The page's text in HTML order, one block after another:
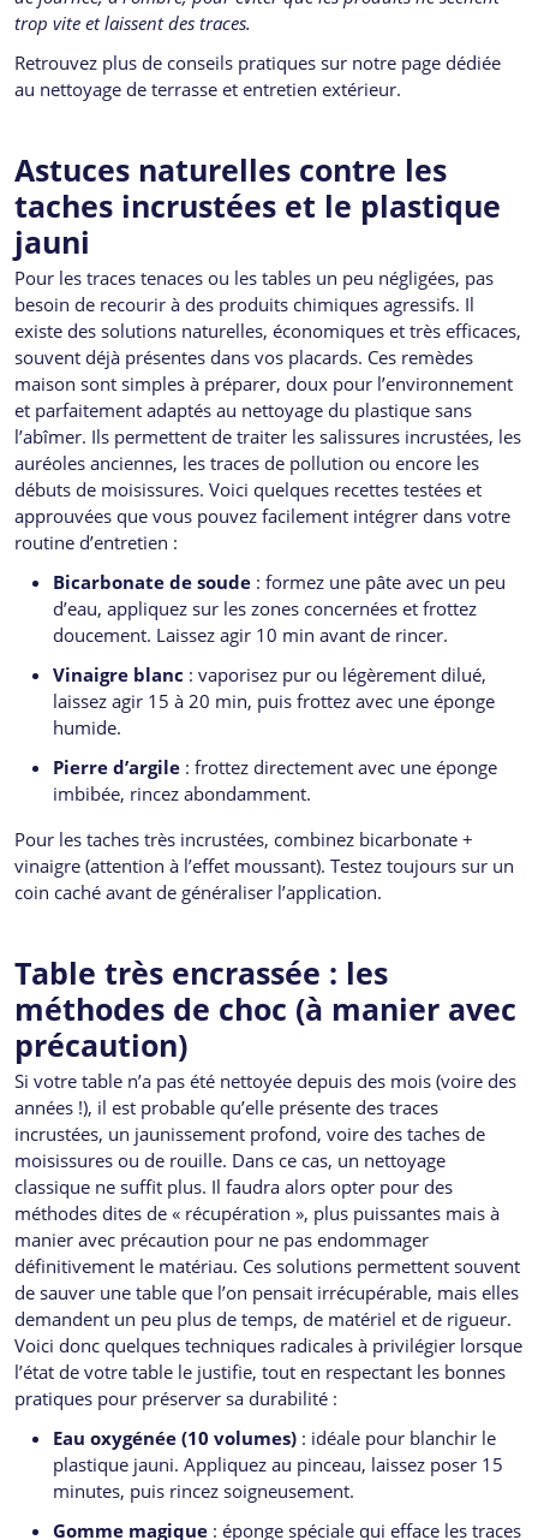
trop vite et laissent des traces.
Retrouvez plus de conseils pratiques sur notre page dédiée
au nettoyage de terrasse et entretien extérieur.
Astuces naturelles contre les
taches incrustées et le plastique
jauni
Pour les traces tenaces ou les tables un peu négligées, pas
besoin de recourir à des produits chimiques agressifs. Il
existe des solutions naturelles, économiques et très efficaces,
souvent déjà présentes dans vos placards. Ces remèdes
maison sont simples à préparer, doux pour l’environnement
et parfaitement adaptés au nettoyage du plastique sans
l’abîmer. Ils permettent de traiter les salissures incrustées, les
auréoles anciennes, les traces de pollution ou encore les
débuts de moisissures. Voici quelques recettes testées et
approuvées que vous pouvez facilement intégrer dans votre
routine d’entretien :
Bicarbonate de soude : formez une pâte avec un peu
d’eau, appliquez sur les zones concernées et frottez
doucement. Laissez agir 10 min avant de rincer.
Vinaigre blanc : vaporisez pur ou légèrement dilué,
laissez agir 15 à 20 min, puis frottez avec une éponge
humide.
Pierre d’argile : frottez directement avec une éponge
imbibée, rincez abondamment.
Pour les taches très incrustées, combinez bicarbonate +
vinaigre (attention à l’effet moussant). Testez toujours sur un
coin caché avant de généraliser l’application.
Table très encrassée : les
méthodes de choc (à manier avec
précaution)
Si votre table n’a pas été nettoyée depuis des mois (voire des
années !), il est probable qu’elle présente des traces
incrustées, un jaunissement profond, voire des taches de
moisissures ou de rouille. Dans ce cas, un nettoyage
classique ne suffit plus. Il faudra alors opter pour des
méthodes dites de « récupération », plus puissantes mais à
manier avec précaution pour ne pas endommager
définitivement le matériau. Ces solutions permettent souvent
de sauver une table que l’on pensait irrécupérable, mais elles
demandent un peu plus de temps, de matériel et de rigueur.
Voici donc quelques techniques radicales à privilégier lorsque
l’état de votre table le justifie, tout en respectant les bonnes
pratiques pour préserver sa durabilité :
Eau oxygénée (10 volumes) : idéale pour blanchir le
plastique jauni. Appliquez au pinceau, laissez poser 15
minutes, puis rincez soigneusement.
Gomme magique : éponge spéciale qui efface les traces